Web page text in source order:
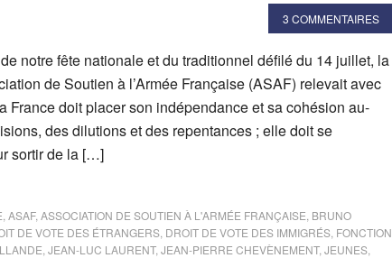
3 COMMENTAIRES
notre fête nationale et du traditionnel défilé du 14 juillet, la
de Soutien à l’Armée Française (ASAF) relevait avec
France doit placer son indépendance et sa cohésion au-
des dilutions et des repentances ; elle doit se
sortir de la […]
ASAF, ASSOCIATION DE SOUTIEN À L'ARMÉE FRANÇAISE BRUNO
DE VOTE DES ÉTRANGERS DROIT DE VOTE DES IMMIGRÉS FONCTION
JEAN-LUC LAURENT, JEAN-PIERRE CHEVÈNEMENT, JEUNES